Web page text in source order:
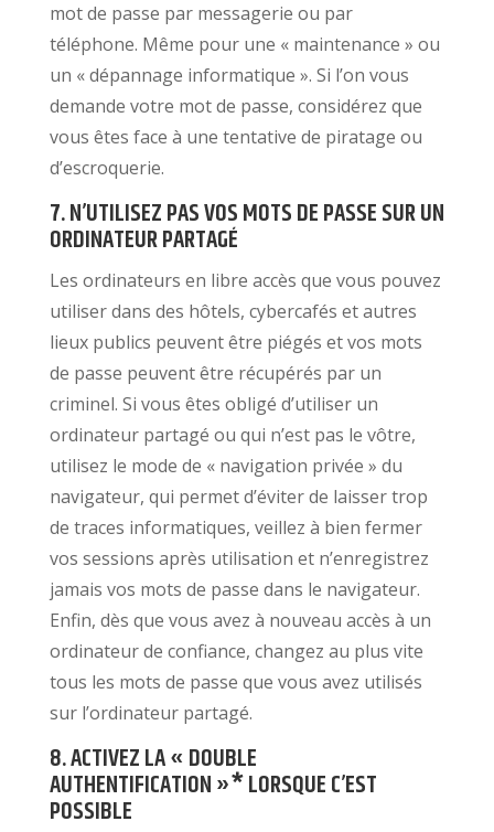
mot de passe par messagerie ou par
téléphone. Même pour une « maintenance » ou
un « dépannage informatique ». Si l’on vous
demande votre mot de passe, considérez que
vous êtes face à une tentative de piratage ou
d’escroquerie.
7. N’UTILISEZ PAS VOS MOTS DE PASSE SUR UN
ORDINATEUR PARTAGÉ
Les ordinateurs en libre accès que vous pouvez
utiliser dans des hôtels, cybercafés et autres
lieux publics peuvent être piégés et vos mots
de passe peuvent être récupérés par un
criminel. Si vous êtes obligé d’utiliser un
ordinateur partagé ou qui n’est pas le vôtre,
utilisez le mode de « navigation privée » du
navigateur, qui permet d’éviter de laisser trop
de traces informatiques, veillez à bien fermer
vos sessions après utilisation et n’enregistrez
jamais vos mots de passe dans le navigateur.
Enfin, dès que vous avez à nouveau accès à un
ordinateur de confiance, changez au plus vite
tous les mots de passe que vous avez utilisés
sur l’ordinateur partagé.
8. ACTIVEZ LA « DOUBLE
AUTHENTIFICATION »* LORSQUE C’EST
POSSIBLE